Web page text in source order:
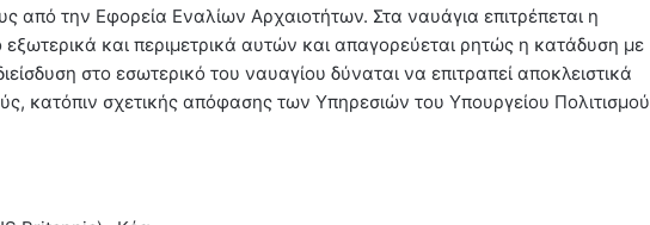
από την Εφορεία Εναλίων Αρχαιοτήτων. Στα ναυάγια επιτρέπεται η
και περιμετρικά αυτών και απαγορεύεται ρητώς η κατάδυση με
στο εσωτερικό του ναυαγίου δύναται να επιτραπεί αποκλειστικά
κατόπιν σχετικής απόφασης των Υπηρεσιών του Υπουργείου Πολιτισμού